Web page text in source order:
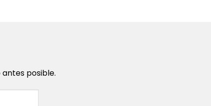
posible.